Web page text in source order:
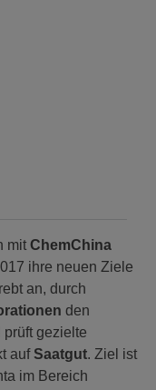
mit ChemChina
ihre neuen Ziele
an, durch
den
prüft gezielte
aufSaatgut. Ziel ist
im Bereich